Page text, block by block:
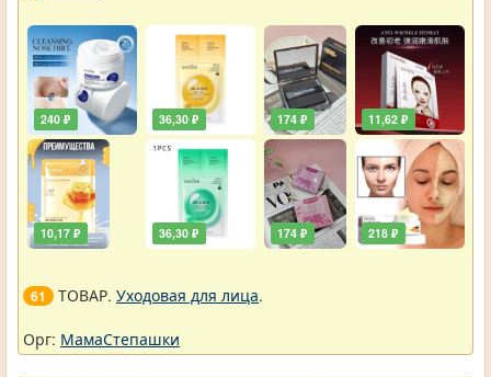
240 ₽
10,17 ₽
36,30 ₽
36,30 ₽
174 ₽
174 ₽
11,62 ₽
218 ₽
61 ТОВАР. Уходовая для лица.
Орг: МамаСтепашки